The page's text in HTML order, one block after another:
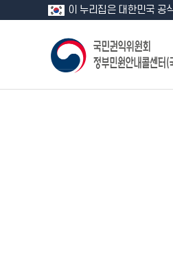
이 누리집은 대한민국 공